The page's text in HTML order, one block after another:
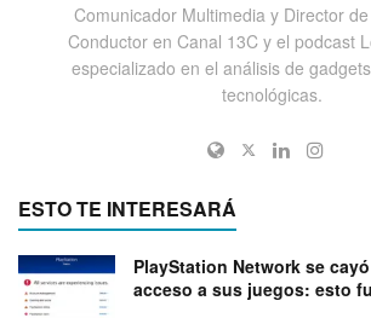
Comunicador Multimedia y Director
Conductor en Canal 13C y el podcast
especializado en el análisis de
tecnológicas.
ESTO TE INTERESARÁ
PlayStation Network se
acceso a sus juegos: esto